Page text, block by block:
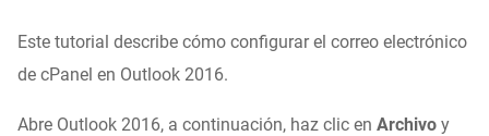
Este tutorial describe cómo configurar el correo electrónico
de cPanel en Outlook 2016.
Abre Outlook 2016, a continuación, haz clic en Archivo y